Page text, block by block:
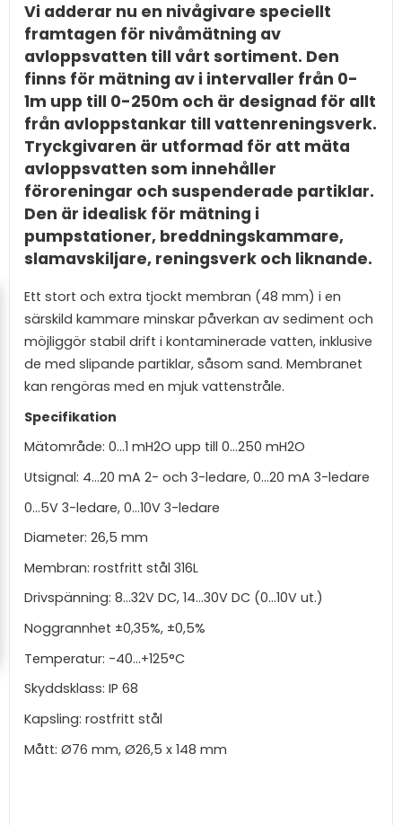
Vi adderar nu en nivågivare speciellt
framtagen för nivåmätning av
avloppsvatten till vårt sortiment. Den
finns för mätning av i intervaller från 0-
1m upp till 0-250m och är designad för allt
från avloppstankar till vattenreningsverk.
Tryckgivaren är utformad för att mäta
avloppsvatten som innehåller
föroreningar och suspenderade partiklar.
Den är idealisk för mätning i
pumpstationer, breddningskammare,
slamavskiljare, reningsverk och liknande.
Ett stort och extra tjockt membran (48 mm) i en
särskild kammare minskar påverkan av sediment och
möjliggör stabil drift i kontaminerade vatten, inklusive
de med slipande partiklar, såsom sand. Membranet
kan rengöras med en mjuk vattenstråle.
Specifikation
Mätområde: 0...1 mH2O upp till 0...250 mH2O
Utsignal: 4...20 mA 2- och 3-ledare, 0...20 mA 3-ledare
0...5V 3-ledare, 0...10V 3-ledare
Diameter: 26,5 mm
Membran: rostfritt stål 316L
Drivspänning: 8...32V DC, 14...30V DC (0...10V ut.)
Noggrannhet ±0,35%, ±0,5%
Temperatur: -40...+125°C
Skyddsklass: IP 68
Kapsling: rostfritt stål
Mått: Ø76 mm, Ø26,5 x 148 mm